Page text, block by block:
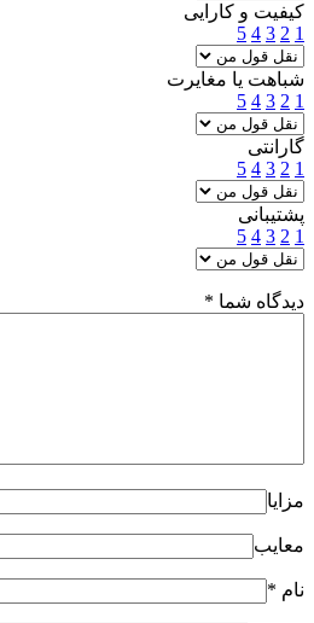
کیفیت و کارایی
1
2
3
4
5
شباهت یا مغایرت
1
2
3
4
5
گارانتی
1
2
3
4
5
پشتیبانی
1
2
3
4
5
دیدگاه شما *
مزایا
معایب
نام *